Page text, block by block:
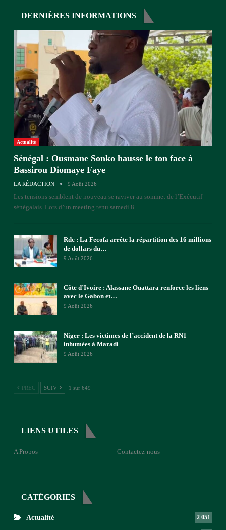
DERNIÈRES INFORMATIONS
Actualité
Sénégal : Ousmane Sonko hausse le ton face à
Bassirou Diomaye Faye
LA RÉDACTION 9 Août 2026
Les tensions semblent de nouveau se raviver au sommet de l’Exécutif
sénégalais. Lors d’un meeting tenu samedi 8
Rdc : La Fecofa arrête la répartition des 16 millions
de dollars du…
9 Août 2026
Côte d’Ivoire : Alassane Ouattara renforce les liens
avec le Gabon et…
9 Août 2026
Niger : Les victimes de l’accident de la RN1
inhumées à Maradi
9 Août 2026
PREC SUIV 1 sur 649
LIENS UTILES
A Propos Contactez-nous
CATÉGORIES
Actualité 2 051